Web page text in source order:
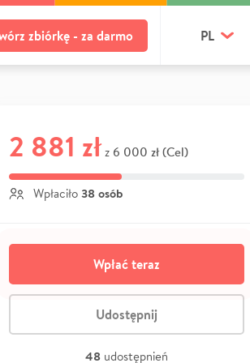
zbiórkę - za darmo PL
2 881 zł z 6 000 zł (Cel)
Wpłaciło 38 osób
Wpłać teraz
Udostępnij
48 udostępnień